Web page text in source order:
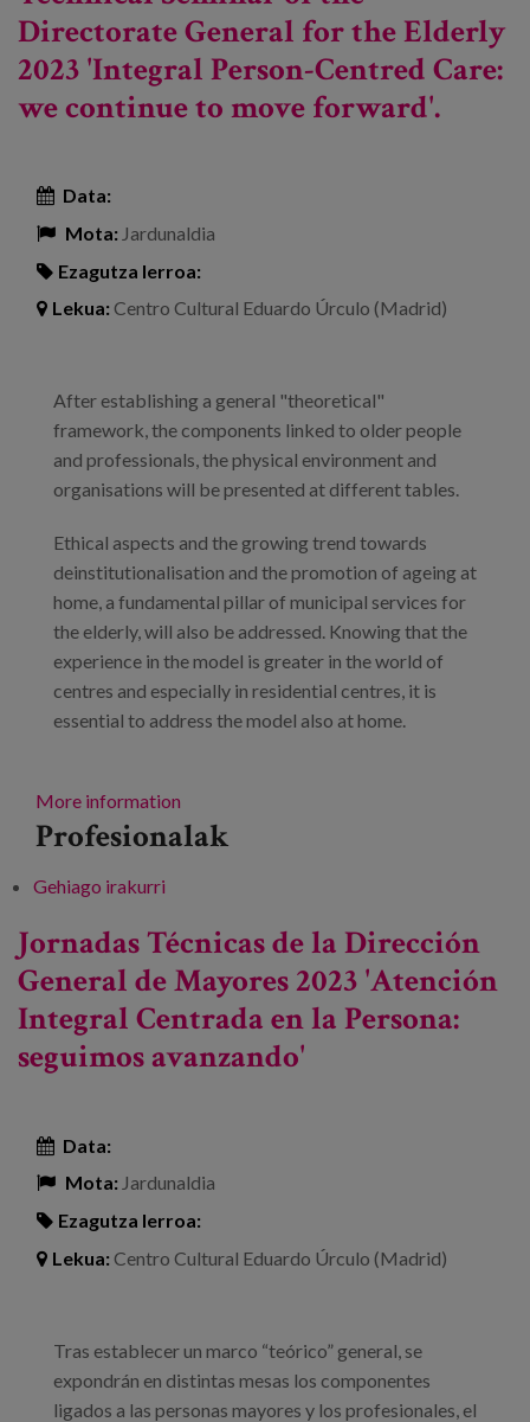
Directorate General for the Elderly
2023 'Integral Person-Centred Care:
we continue to move forward'.
Data:
Mota: Jardunaldia
Ezagutza lerroa:
Lekua:Centro Cultural Eduardo Úrculo (Madrid)
After establishing a general "theoretical"
framework, the components linked to older people
and professionals, the physical environment and
organisations will be presented at different tables.
Ethical aspects and the growing trend towards
deinstitutionalisation and the promotion of ageing at
home, a fundamental pillar of municipal services for
the elderly, will also be addressed. Knowing that the
experience in the model is greater in the world of
centres and especially in residential centres, it is
essential to address the model also at home.
More information
Profesionalak
Gehiago irakurri
Centred Care: we continue to move forward'.
-ri buruz
Jornadas Técnicas de la Dirección
General de Mayores 2023 'Atención
Integral Centrada en la Persona:
seguimos avanzando'
Data:
Mota: Jardunaldia
Ezagutza lerroa:
Lekua:Centro Cultural Eduardo Úrculo (Madrid)
Tras establecer un marco “teórico” general, se
expondrán en distintas mesas los componentes
ligados a las personas mayores y los profesionales, el